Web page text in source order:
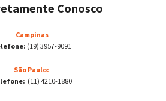
Conosco
Campinas
(19) 3957-9091
São Paulo:
(11) 4210-1880